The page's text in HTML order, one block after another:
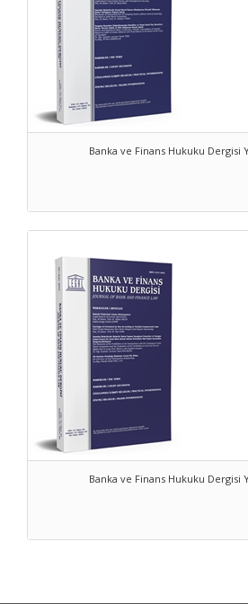
Banka ve Finans Hukuku Dergisi
Banka ve Finans Hukuku Dergisi